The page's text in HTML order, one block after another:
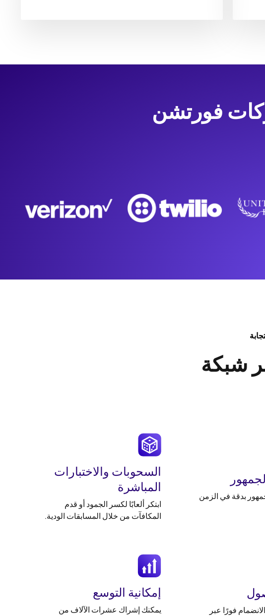
فورتشن
شبكة
بدقة في الزمن
السحوبات والاختبارات
المباشرة
ابتكر ألعابًا لكسر الجمود أو قدم
المكافآت من خلال المسابقات الودية.
فورًا عبر
إمكانية التوسع
يمكنك إشراك عشرات الآلاف من